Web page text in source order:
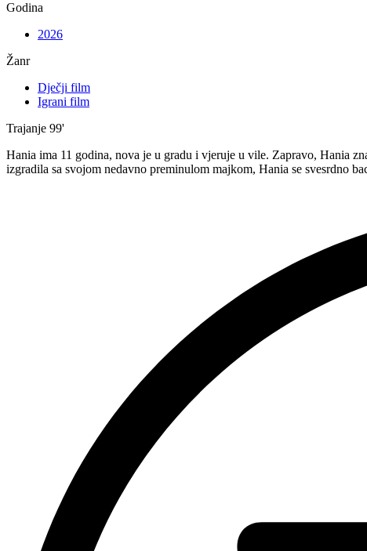
Godina
2026
Žanr
Dječji film
Igrani film
Trajanje 99'
Hania ima 11 godina, nova je u gradu i vjeruje u vile. Zapravo, Hania
izgradila sa svojom nedavno preminulom majkom, Hania se svesrdno